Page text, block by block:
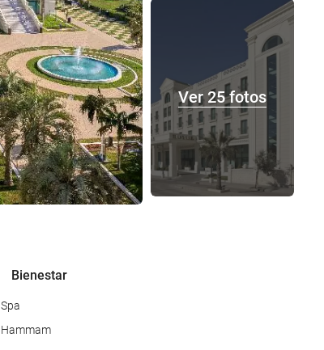
Servicio de lavandería
Ver 25 fotos
Bienestar
Spa
Hammam